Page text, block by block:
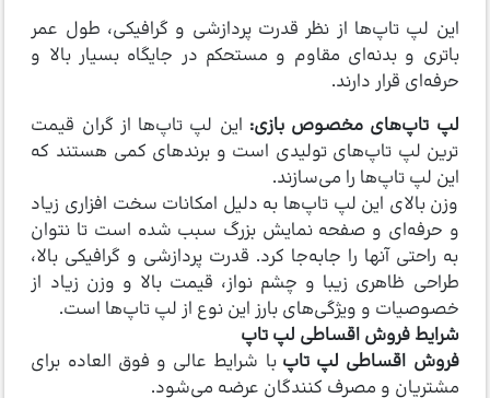
این لپ تاپ‌ها از نظر قدرت پردازشی و گرافیکی، طول عمر
باتری و بدنه‌ای مقاوم و مستحکم در جایگاه بسیار بالا و
حرفه‌ای قرار دارند.
لپ تاپ‌های مخصوص بازی: این لپ‌ تاپ‌ها از گران قیمت
ترین لپ تاپ‌های تولیدی است و برندهای کمی هستند که
این لپ تاپ‌ها را می‌سازند.
وزن بالای این لپ تاپ‌ها به دلیل امکانات سخت افزاری زیاد
و حرفه‌ای و صفحه نمایش بزرگ سبب شده است تا نتوان
به راحتی آنها را جابه‌جا کرد. قدرت پردازشی و گرافیکی بالا،
طراحی ظاهری زیبا و چشم نواز، قیمت بالا و وزن زیاد از
خصوصیات و ویژگی‌های بارز این نوع از لپ تاپ‌ها است.
شرایط فروش اقساطی لپ تاپ
فروش اقساطی لپ تاپبا شرایط عالی و فوق العاده برای
مشتریان و مصرف کنندگان عرضه می‌شود.